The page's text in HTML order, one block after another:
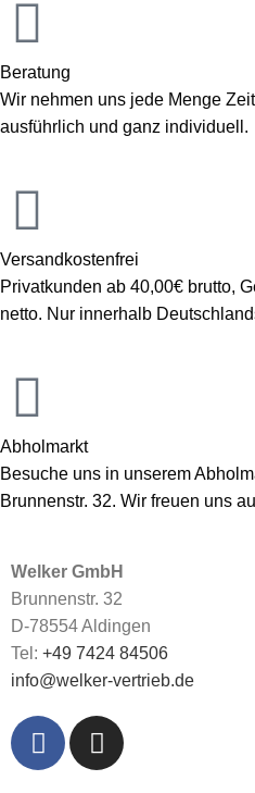
Beratung
Wir nehmen uns jede Menge
ausführlich und ganz individuell.
Versandkostenfrei
Privatkunden ab 40,00€ brutto,
netto. Nur innerhalb
Abholmarkt
Besuche uns in unserem
Brunnenstr. 32. Wir freuen uns
Welker GmbH
Brunnenstr. 32
D-78554 Aldingen
Tel: +49 7424 84506
info@welker-vertrieb.de